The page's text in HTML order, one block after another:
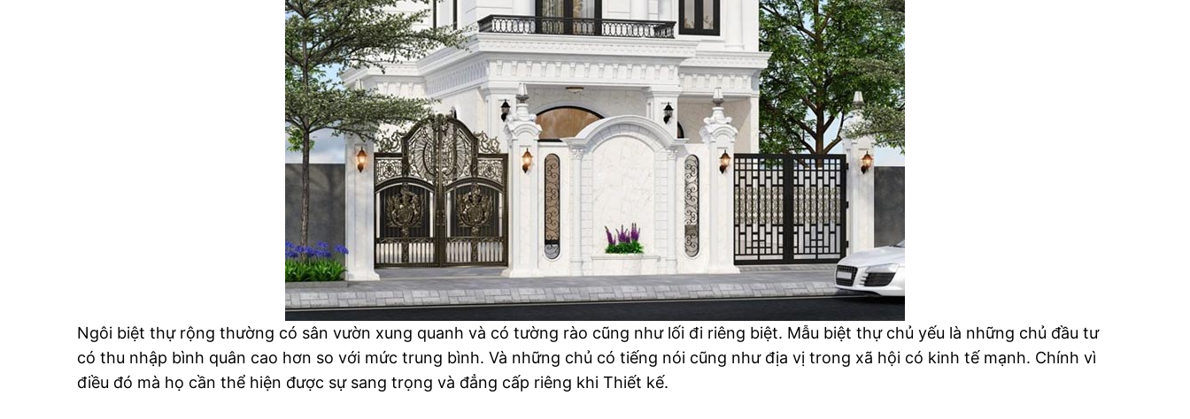
Ngôi biệt thự rộng thường có sân vườn xung quanh và có tường rào cũng như lối đi riêng biệt. Mẫu biệt thự chủ yếu là những chủ đầu tư
có thu nhập bình quân cao hơn so với mức trung bình. Và những chủ có tiếng nói cũng như địa vị trong xã hội có kinh tế mạnh. Chính vì
điều đó mà họ cần thể hiện được sự sang trọng và đẳng cấp riêng khi Thiết kế.